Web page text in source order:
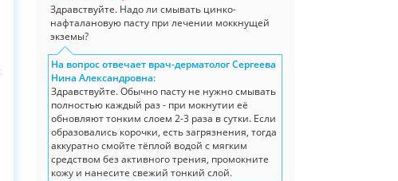
Здравствуйте. Надо ли смывать цинко-
нафталановую пасту при лечении моккнущей
экземы?
На вопрос отвечает врач-дерматолог Сергеева
Нина Александровна:
Здравствуйте. Обычно пасту не нужно смывать
полностью каждый раз - при мокнутии её
обновляют тонким слоем 2-3 раза в сутки. Если
образовались корочки, есть загрязнения, тогда
аккуратно смойте тёплой водой с мягким
средством без активного трения, промокните
кожу и нанесите свежий тонкий слой.